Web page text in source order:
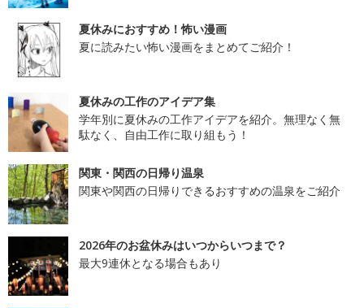
夏休みにおすすめ！怖い漫画
夏に読みたい怖い漫画をまとめてご紹介！
夏休みの工作のアイデア集
学年別に夏休みの工作アイデアを紹介。無理なく無
駄なく、自由工作に取り組もう！
関東・関西の日帰り温泉
関東や関西の日帰りできるおすすめの温泉をご紹介
2026年のお盆休みはいつからいつまで？
最大9連休となる場合もあり